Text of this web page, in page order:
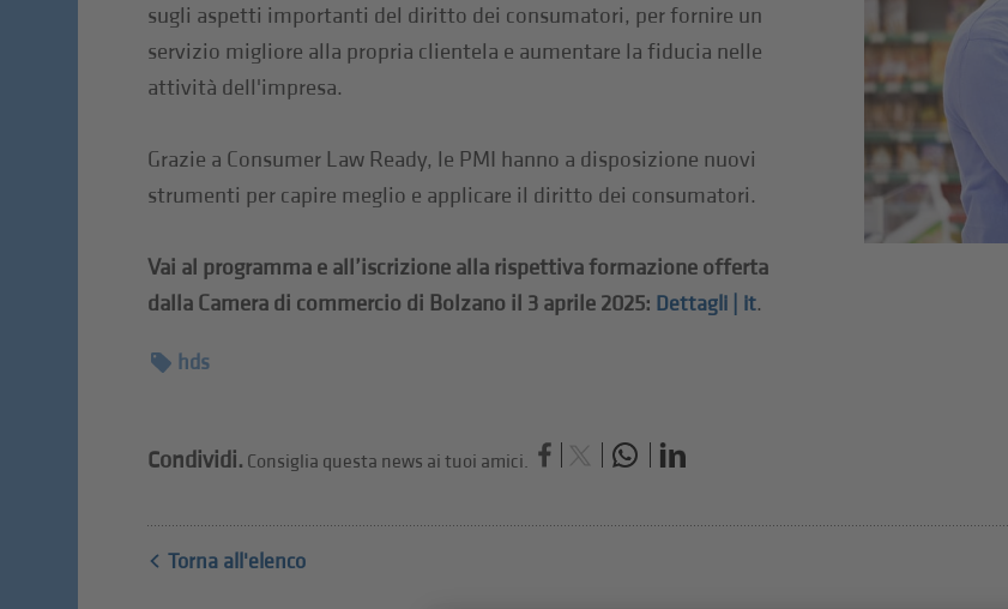
sugli aspetti importanti del diritto dei consumatori, per fornire un
servizio migliore alla propria clientela e aumentare la fiducia nelle
attività dell'impresa.
Grazie a Consumer Law Ready, le PMI hanno a disposizione nuovi
strumenti per capire meglio e applicare il diritto dei consumatori.
Vai al programma e all’iscrizione alla rispettiva formazione offerta
dalla Camera di commercio di Bolzano il 3 aprile 2025: Dettagli | it.
hds
Condividi. Consiglia questa news ai tuoi amici.
Torna all'elenco